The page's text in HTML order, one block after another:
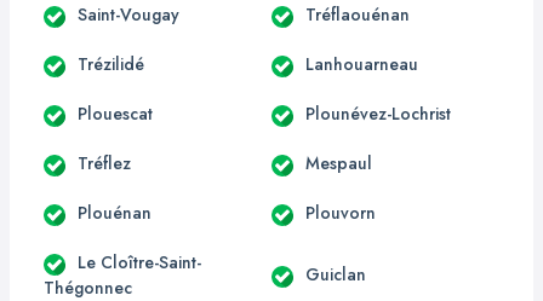
Saint-Vougay Tréflaouénan
Trézilidé Lanhouarneau
Plouescat Plounévez-Lochrist
Tréflez Mespaul
Plouénan Plouvorn
Le Cloître-Saint-
Thégonnec
Guiclan